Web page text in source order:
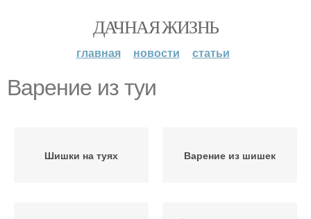
ДАЧНАЯ ЖИЗНЬ
главная новости статьи
Варение из туи
Шишки на туях Варение из шишек